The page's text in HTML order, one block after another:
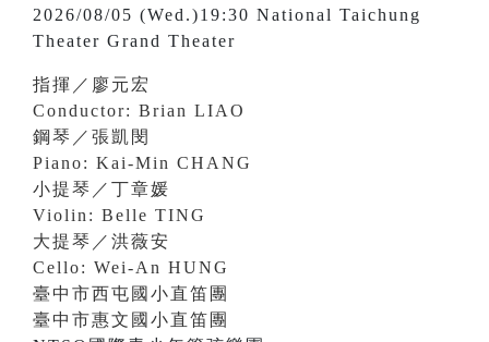
2026/08/05 (Wed.)19:30 National Taichung
Theater Grand Theater
指揮／廖元宏
Conductor: Brian LIAO
鋼琴／張凱閔
Piano: Kai-Min CHANG
小提琴／丁章媛
Violin: Belle TING
大提琴／洪薇安
Cello: Wei-An HUNG
臺中市西屯國小直笛團
臺中市惠文國小直笛團